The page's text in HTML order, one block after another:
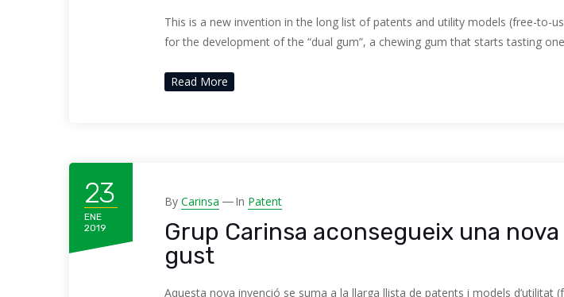
This is a new invention in the long list of patents and utility models (free-to-
for the development of the “dual gum”, a chewing gum that starts tasting
Read More
23
ENE
2019
By Carinsa In Patent
Grup Carinsa aconsegueix una
gust
Aquesta nova invenció se suma a la llarga llista de patents i models